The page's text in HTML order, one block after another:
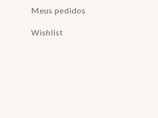
Meus pedidos
Wishlist